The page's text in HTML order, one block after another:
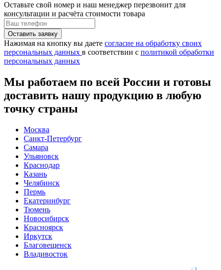
Оставьте свой номер и наш менеджер перезвонит для
консультации и расчёта стоимости товара
Нажимая на кнопку вы даете согласие на обработку своих
персональных данных в соответствии с политикой обработки
персональных данных
Мы работаем по всей России и готовы
доставить нашу продукцию в любую
точку страны
Москва
Санкт-Петербург
Самара
Ульяновск
Краснодар
Казань
Челябинск
Пермь
Екатеринбург
Тюмень
Новосибирск
Красноярск
Иркутск
Благовещенск
Владивосток